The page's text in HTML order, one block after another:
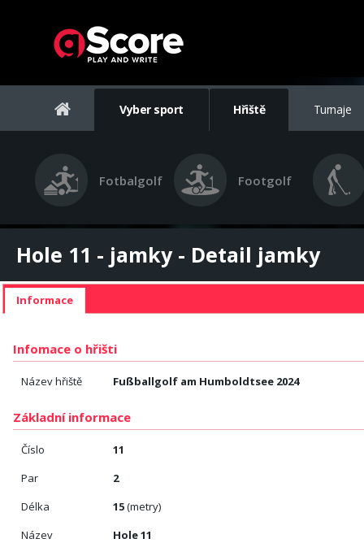
Vyber sport Hřiště Turnaje
Fotbalgolf Footgolf
Hole 11 - jamky - Detail jamky
Informace
Infomace o hřišti
Název hřiště Fußballgolf am Humboldtsee 2024
Základní informace
Číslo
11
Par
2
Délka
15(metry)
Název
Hole 11